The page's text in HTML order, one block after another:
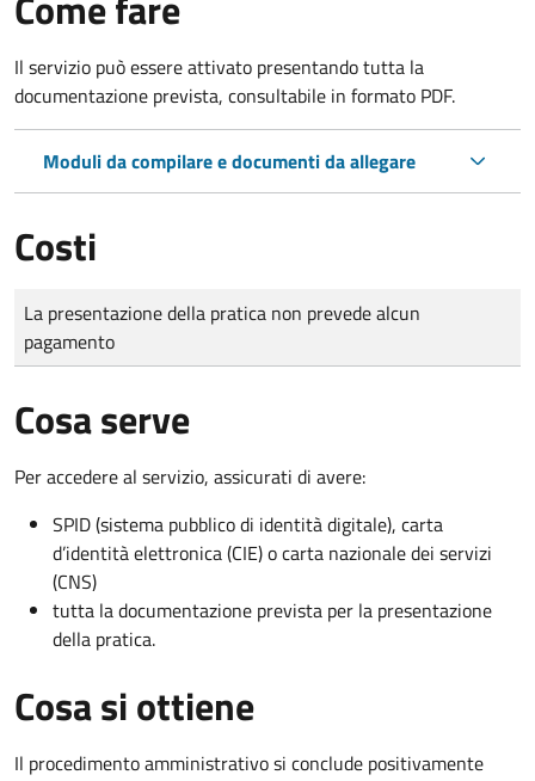
Il servizio può essere attivato presentando tutta la
documentazione prevista, consultabile in formato PDF.
Moduli da compilare e documenti da allegare
Costi
Tipo di pagamento
Importo
La presentazione della pratica non prevede alcun
pagamento
Cosa serve
Per accedere al servizio, assicurati di avere:
SPID (sistema pubblico di identità digitale), carta
d’identità elettronica (CIE) o carta nazionale dei servizi
(CNS)
tutta la documentazione prevista per la presentazione
della pratica.
Cosa si ottiene
Il procedimento amministrativo si conclude positivamente